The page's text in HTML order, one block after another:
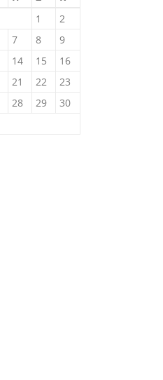
1
2
7 8
9
14 15
16
21 22
23
28 29
30